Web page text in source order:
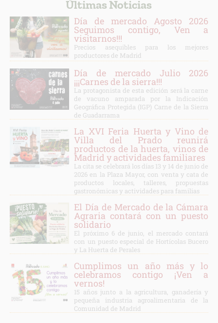
Últimas Noticias
Día de mercado Agosto 2026
Seguimos contigo, Ven a
visitarnos!!!
Precios asequibles para los mejores
productores de Madrid
Día de mercado Julio 2026
¡¡¡Carnes de la sierra!!!
La protagonista de esta edición será la carne
de vacuno amparada por la Indicación
Geográfica Protegida (IGP) Carne de la Sierra
de Guadarrama
La XVI Feria Huerta y Vino de
Villa del Prado reunirá
productos de la huerta, vinos de
Madrid y actividades familiares
La cita se celebrará los días 13 y 14 de junio de
2026 en la Plaza Mayor, con venta y cata de
productos locales, talleres, propuestas
gastronómicas y actividades para familias
El Día de Mercado de la Cámara
Agraria contará con un puesto
solidario
El próximo 6 de junio, el mercado contará
con un puesto especial de Hortícolas Bucero
y La Huerta de Perales
Cumplimos un año más y lo
celebramos contigo ¡Ven a
vernos!
15 años junto a la agricultura, ganadería y
pequeña industria agroalimentaria de la
Comunidad de Madrid